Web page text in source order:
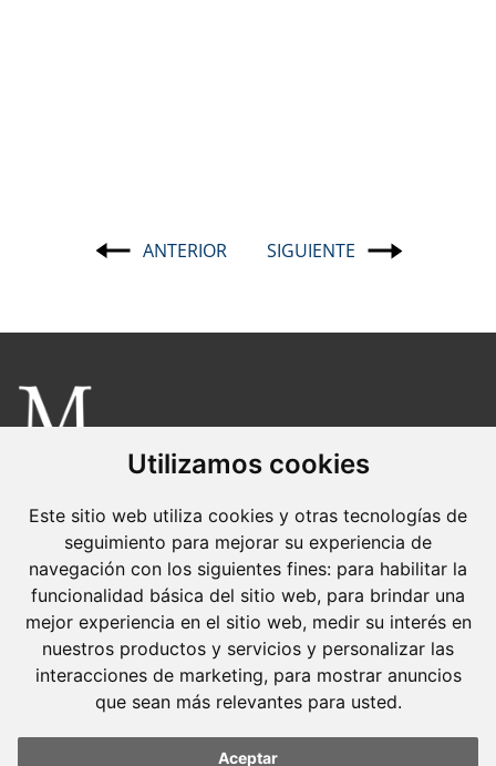
Utilizamos cookies
Este sitio web utiliza cookies y otras tecnologías de
seguimiento para mejorar su experiencia de
navegación con los siguientes fines: para habilitar la
funcionalidad básica del sitio web, para brindar una
mejor experiencia en el sitio web, medir su interés en
nuestros productos y servicios y personalizar las
interacciones de marketing, para mostrar anuncios
que sean más relevantes para usted.
Aceptar
Navegación
entradas
ANTERIOR SIGUIENTE
Molins Defensa Penal
es una boutique de Derecho Penal con dedicación
exclusiva.
Barcelona
Avda. Diagonal, 399 Planta 1
08008 Barcelona
Tel. +34 934 152 244